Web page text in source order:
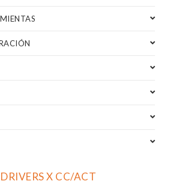
X CC/ACT